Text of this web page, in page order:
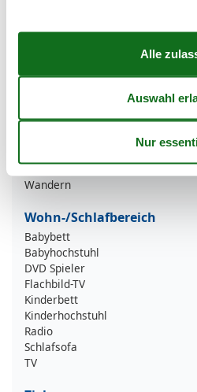
Der Golf
Strand-Urlaub
Wandern
Wohn-/Schlafbereich
Babybett
Babyhochstuhl
DVD Spieler
Flachbild-TV
Kinderbett
Kinderhochstuhl
Radio
Schlafsofa
TV